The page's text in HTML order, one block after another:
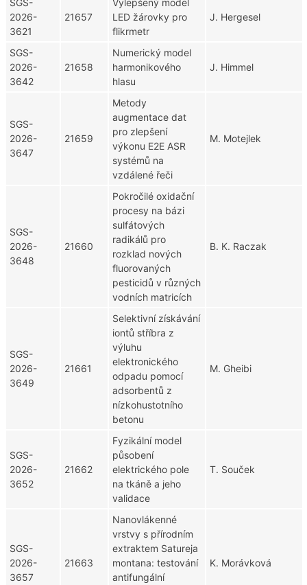
SGS-
2026-
3621
21657
Vylepšený model
LED žárovky pro
flikrmetr
J. Hergesel
SGS-
2026-
3642
21658
Numerický model
harmonikového
hlasu
J. Himmel
SGS-
2026-
3647
21659
Metody
augmentace dat
pro zlepšení
výkonu E2E ASR
systémů na
vzdálené řeči
M. Motejlek
SGS-
2026-
3648
21660
Pokročilé oxidační
procesy na bázi
sulfátových
radikálů pro
rozklad nových
fluorovaných
pesticidů v různých
vodních matricích
B. K. Raczak
SGS-
2026-
3649
21661
Selektivní získávání
iontů stříbra z
výluhu
elektronického
odpadu pomocí
adsorbentů z
nízkohustotního
betonu
M. Gheibi
SGS-
2026-
3652
21662
Fyzikální model
působení
elektrického pole
na tkáně a jeho
validace
T. Souček
SGS-
2026-
3657
21663
Nanovlákenné
vrstvy s přírodním
extraktem Satureja
montana: testování
antifungální
K. Morávková